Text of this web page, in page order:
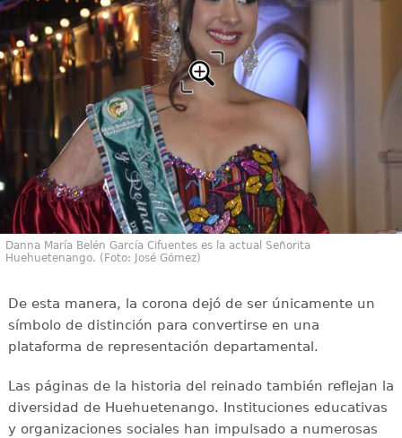
Danna María Belén García Cifuentes es la actual Señorita
Huehuetenango. (Foto: José Gómez)
De esta manera, la corona dejó de ser únicamente un
símbolo de distinción para convertirse en una
plataforma de representación departamental.
Las páginas de la historia del reinado también reflejan la
diversidad de Huehuetenango. Instituciones educativas
y organizaciones sociales han impulsado a numerosas